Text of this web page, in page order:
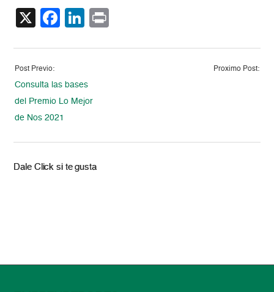
X Facebook
LinkedIn
Post Previo:
Consulta las bases
del Premio Lo Mejor
de Nos 2021
Proximo Post:
Dale Click si te gusta